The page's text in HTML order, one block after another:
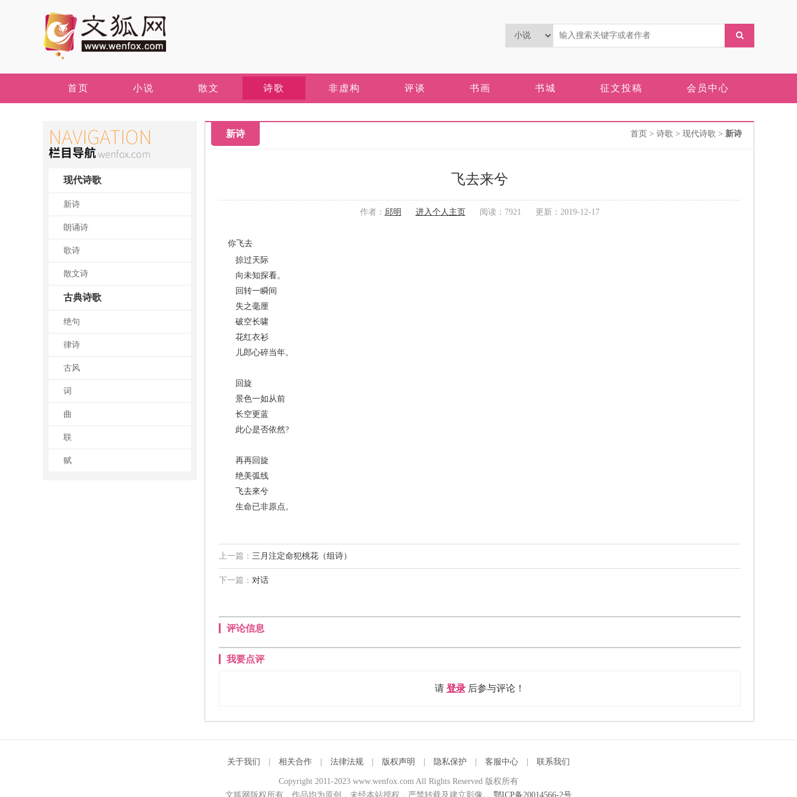
首页 小说 散文 诗歌 非虚构 评谈 书画 书城 征文投稿 会员中心
现代诗歌
新诗
朗诵诗
歌诗
散文诗
古典诗歌
绝句
律诗
古风
词
曲
联
赋
新诗 首页 > 诗歌 > 现代诗歌 > 新诗
飞去来兮
作者： 邱明 进入个人主页 阅读：7921 更新：2019-12-17
你飞去
掠过天际
向未知探看。
回转一瞬间
失之毫厘
破空长啸
花红衣衫
儿郎心碎当年。
回旋
景色一如从前
长空更蓝
此心是否依然?
再再回旋
绝美弧线
飞去來兮
生命已非原点。
上一篇： 三月注定命犯桃花（组诗）
下一篇： 对话
评论信息
我要点评
请 登录后参与评论！
关于我们 相关合作 法律法规 版权声明 隐私保护 客服中心 联系我们
Copyright 2011-2023 www.wenfox.com All Rights Reserved 版权所有
文狐网版权所有，作品均为原创，未经本站授权，严禁转载及建立影像。 鄂ICP备20014566-2号